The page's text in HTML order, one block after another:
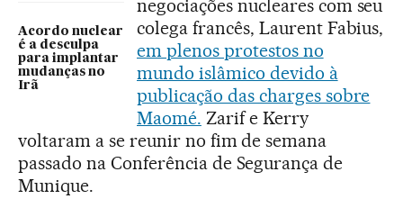
Acordo nuclear
é a desculpa
para implantar
mudanças no
Irã
negociações nucleares com seu
colega francês, Laurent Fabius,
em plenos protestos no
mundo islâmico devido à
publicação das charges sobre
Maomé. Zarif e Kerry
voltaram a se reunir no fim de semana
passado na Conferência de Segurança de
Munique.